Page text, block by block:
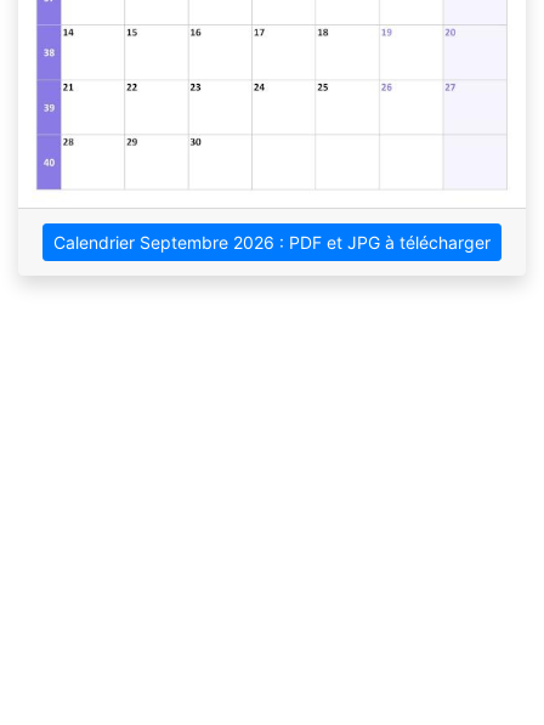
Calendrier Septembre 2026 : PDF et JPG à télécharger